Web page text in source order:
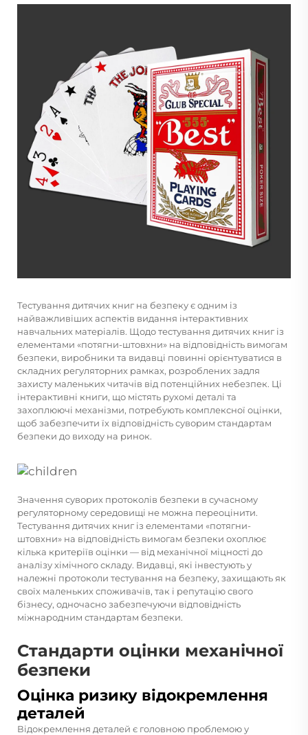
Тестування дитячих книг на безпеку є одним із
найважливіших аспектів видання інтерактивних
навчальних матеріалів. Щодо тестування дитячих книг із
елементами «потягни-штовхни» на відповідність вимогам
безпеки, виробники та видавці повинні орієнтуватися в
складних регуляторних рамках, розроблених задля
захисту маленьких читачів від потенційних небезпек. Ці
інтерактивні книги, що містять рухомі деталі та
захоплюючі механізми, потребують комплексної оцінки,
щоб забезпечити їх відповідність суворим стандартам
безпеки до виходу на ринок.
Значення суворих протоколів безпеки в сучасному
регуляторному середовищі не можна переоцінити.
Тестування дитячих книг із елементами «потягни-
штовхни» на відповідність вимогам безпеки охоплює
кілька критеріїв оцінки — від механічної міцності до
аналізу хімічного складу. Видавці, які інвестують у
належні протоколи тестування на безпеку, захищають як
своїх маленьких споживачів, так і репутацію свого
бізнесу, одночасно забезпечуючи відповідність
міжнародним стандартам безпеки.
Стандарти оцінки механічної
безпеки
Оцінка ризику відокремлення
деталей
Відокремлення деталей є головною проблемою у